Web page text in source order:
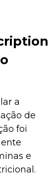
a
de
foi
e